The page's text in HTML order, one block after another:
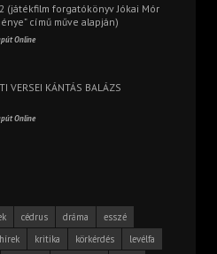
(játékfilm forgatókönyv Jókai Mór
című műve alapján)
Online
VERSEI KÁNTÁS BALÁZS
Online
cédrus dráma
esszé
hírek kritika körkérdés
levélfa